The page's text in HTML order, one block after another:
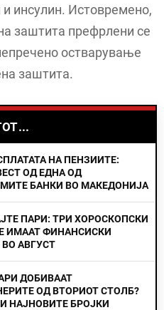
инсулин. Истовремено,
заштита префрлени се
остварување
заштита.
НА ПЕНЗИИТЕ:
ОД ЕДНА ОД
БАНКИ ВО МАКЕДОНИЈА
ПАРИ: ТРИ ХОРОСКОПСКИ
ИМААТ ФИНАНСИСКИ
АВГУСТ
ДОБИВААТ
ОД ВТОРИОТ СТОЛБ?
НАЈНОВИТЕ БРОЈКИ